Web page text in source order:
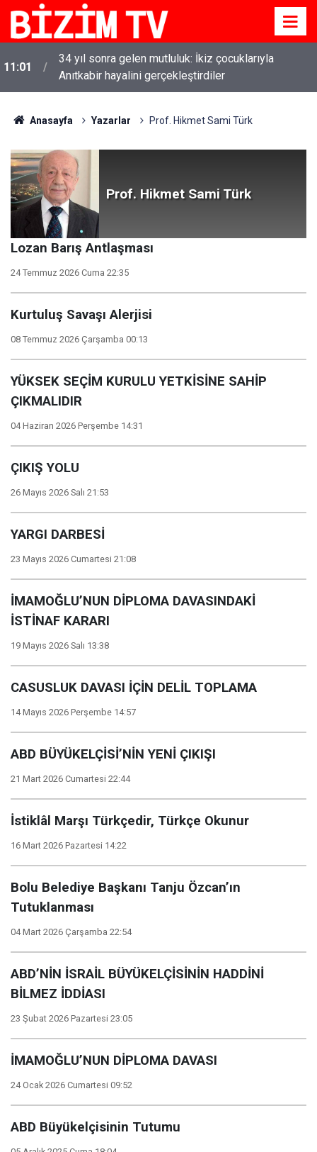
10:58
Altın fiyatları 7 haftanın zirvesinde: Gram, çeyrek ve
Cumhuriyet altını bugün ne kadar oldu?
Anasayfa Yazarlar Prof. Hikmet Sami Türk
Prof. Hikmet Sami Türk
Lozan Barış Antlaşması
24 Temmuz 2026 Cuma 22:35
Kurtuluş Savaşı Alerjisi
08 Temmuz 2026 Çarşamba 00:13
YÜKSEK SEÇİM KURULU YETKİSİNE SAHİP
ÇIKMALIDIR
04 Haziran 2026 Perşembe 14:31
ÇIKIŞ YOLU
26 Mayıs 2026 Salı 21:53
YARGI DARBESİ
23 Mayıs 2026 Cumartesi 21:08
İMAMOĞLU’NUN DİPLOMA DAVASINDAKİ
İSTİNAF KARARI
19 Mayıs 2026 Salı 13:38
CASUSLUK DAVASI İÇİN DELİL TOPLAMA
14 Mayıs 2026 Perşembe 14:57
ABD BÜYÜKELÇİSİ’NİN YENİ ÇIKIŞI
21 Mart 2026 Cumartesi 22:44
İstiklâl Marşı Türkçedir, Türkçe Okunur
16 Mart 2026 Pazartesi 14:22
Bolu Belediye Başkanı Tanju Özcan’ın
Tutuklanması
04 Mart 2026 Çarşamba 22:54
ABD’NİN İSRAİL BÜYÜKELÇİSİNİN HADDİNİ
BİLMEZ İDDİASI
23 Şubat 2026 Pazartesi 23:05
İMAMOĞLU’NUN DİPLOMA DAVASI
24 Ocak 2026 Cumartesi 09:52
ABD Büyükelçisinin Tutumu